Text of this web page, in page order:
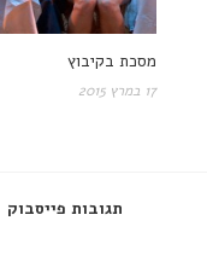
מסכת בקיבוץ
17 במרץ 2015
תגובות פייסבוק